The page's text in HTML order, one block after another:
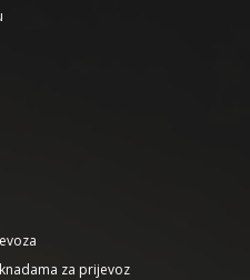
za prijevoz